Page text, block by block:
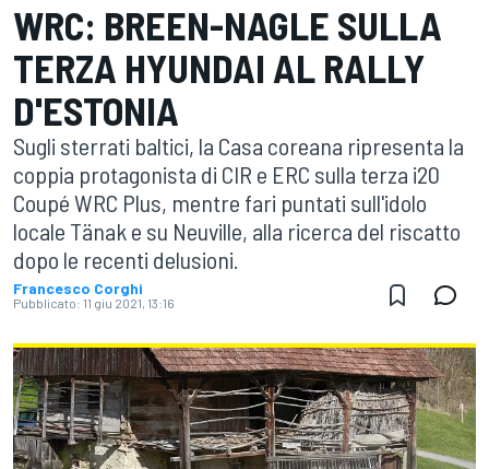
WRC: BREEN-NAGLE SULLA
TERZA HYUNDAI AL RALLY
D'ESTONIA
Sugli sterrati baltici, la Casa coreana ripresenta la
coppia protagonista di CIR e ERC sulla terza i20
Coupé WRC Plus, mentre fari puntati sull'idolo
locale Tänak e su Neuville, alla ricerca del riscatto
dopo le recenti delusioni.
Francesco Corghi
Pubblicato: 11 giu 2021, 13:16